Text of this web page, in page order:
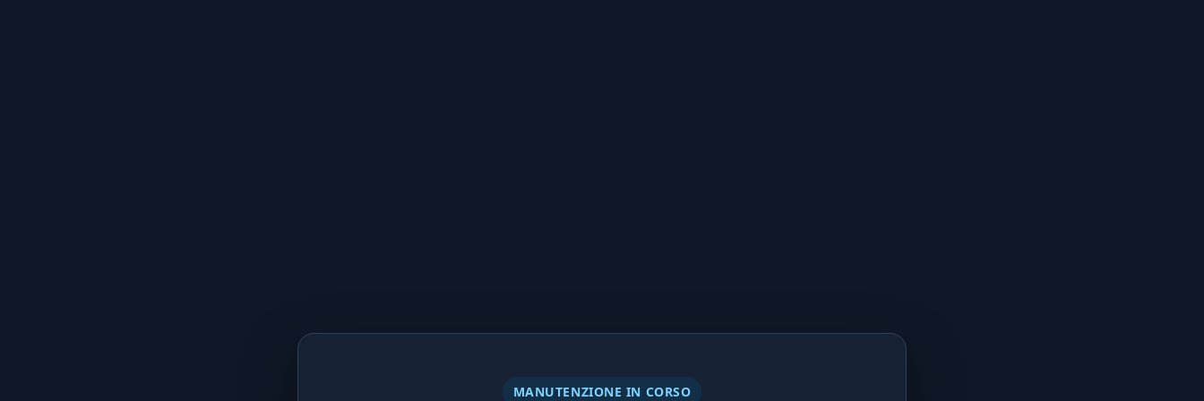
MANUTENZIONE IN CORSO